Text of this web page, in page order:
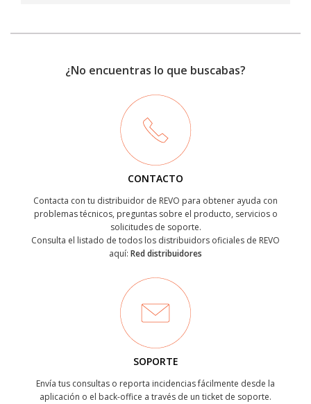
¿No encuentras lo que buscabas?
CONTACTO
Contacta con tu distribuidor de REVO para obtener ayuda con
problemas técnicos, preguntas sobre el producto, servicios o
solicitudes de soporte.
Consulta el listado de todos los distribuidors oficiales de REVO
aquí: Red distribuidores
SOPORTE
Envía tus consultas o reporta incidencias fácilmente desde la
aplicación o el back-office a través de un ticket de soporte.